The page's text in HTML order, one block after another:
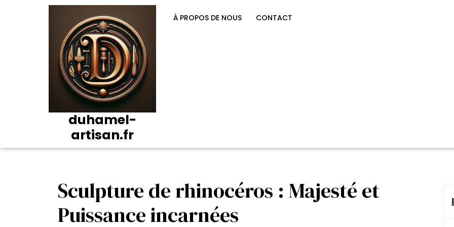
duhamel-
artisan.fr
À PROPOS DE NOUS CONTACT
Sculpture de rhinocéros : Majesté et
Puissance incarnées